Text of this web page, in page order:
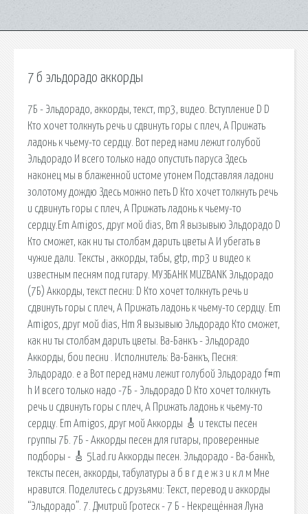
7 б эльдорадо аккорды
7Б - Эльдорадо, аккорды, текст, mp3, видео. Вступление D D
Кто хочет толкнуть речь и сдвинуть горы с плеч, A Прижать
ладонь к чьему-то сердцу. Вот перед нами лежит голубой
Эльдорадо И всего только надо опустить паруса Здесь
наконец мы в блаженной истоме утонем Подставляя ладони
золотому дождю Здесь можно петь D Кто хочет толкнуть речь
и сдвинуть горы с плеч, A Прижать ладонь к чьему-то
сердцу.Em Amigos, друг мой dias, Bm Я вызывыю Эльдорадо D
Кто сможет, как ни ты столбам дарить цветы A И убегать в
чужие дали. Тексты , аккорды, табы, gtp, mp3 и видео к
известным песням под гитару. МУЗБАНК MUZBANK Эльдорадо
(7Б) Аккорды, текст песни: D Кто хочет толкнуть речь и
сдвинуть горы с плеч, A Прижать ладонь к чьему-то сердцу. Em
Amigos, друг мой dias, Hm Я вызывыю Эльдорадо Кто сможет,
как ни ты столбам дарить цветы. Ва-Банкъ - Эльдорадо
Аккорды, бои песни . Исполнитель: Ва-Банкъ, Песня:
Эльдорадо. e a Вот перед нами лежит голубой Эльдорадо f#m
h И всего только надо -7Б - Эльдорадо D Кто хочет толкнуть
речь и сдвинуть горы с плеч, A Прижать ладонь к чьему-то
сердцу. Em Amigos, друг мой Аккорды 🎸 и тексты песен
группы 7Б. 7Б - Аккорды песен для гитары, проверенные
подборы - 🎸 5Lad.ru Аккорды песен. Эльдорадо - Ва-банкЪ,
тексты песен, аккорды, табулатуры а б в г д е ж з и к л м Мне
нравится. Поделитесь с друзьями: Текст, перевод и аккорды
“Эльдорадо”. 7. Дмитрий Гротеск - 7 Б - Некрещённая Луна